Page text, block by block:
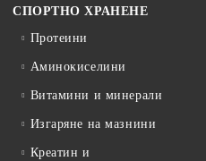
СПОРТНО ХРАНЕНЕ
Протеини
Аминокиселини
Витамини и минерали
Изгаряне на мазнини
Креатин и